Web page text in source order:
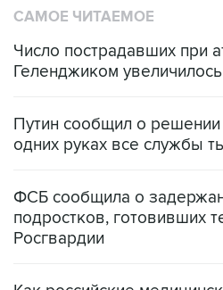
САМОЕ ЧИТАЕМОЕ
Число пострадавших при
Геленджиком
Путин сообщил о решении
одних руках все службы
ФСБ сообщила о
подростков, готовивших
Росгвардии